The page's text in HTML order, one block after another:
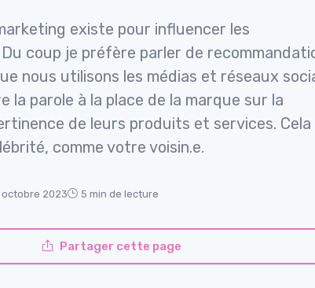
existe pour influencer les
coup je préfère parler de
nous utilisons les médias et réseaux
la parole à la place de la marque sur la
de leurs produits et services. Cela
comme votre voisin.e.
octobre 2023 5 min de lecture
Partager cette page